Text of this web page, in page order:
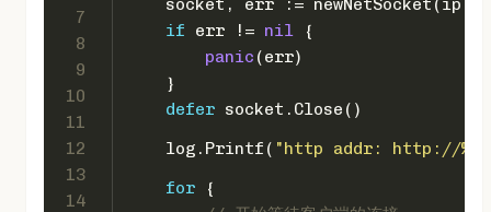
7
8
9
10
11
12
13
14
socket, err := newNetSocket(ip,
if err != nil {
panic (err)
    }
defer socket.Close()
    log.Printf(
"http addr: http://
for {